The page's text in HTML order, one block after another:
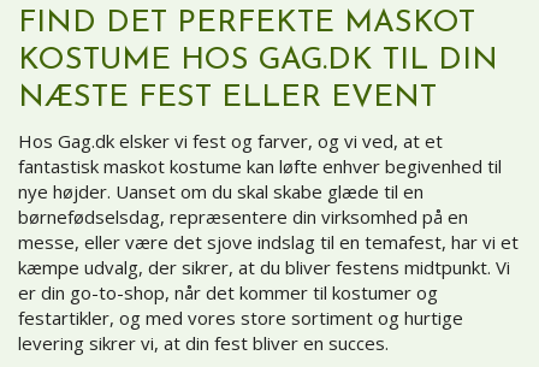
FIND DET PERFEKTE MASKOT
KOSTUME HOS GAG.DK TIL DIN
NÆSTE FEST ELLER EVENT
Hos Gag.dk elsker vi fest og farver, og vi ved, at et
fantastisk maskot kostume kan løfte enhver begivenhed til
nye højder. Uanset om du skal skabe glæde til en
børnefødselsdag, repræsentere din virksomhed på en
messe, eller være det sjove indslag til en temafest, har vi et
kæmpe udvalg, der sikrer, at du bliver festens midtpunkt. Vi
er din go-to-shop, når det kommer til kostumer og
festartikler, og med vores store sortiment og hurtige
levering sikrer vi, at din fest bliver en succes.